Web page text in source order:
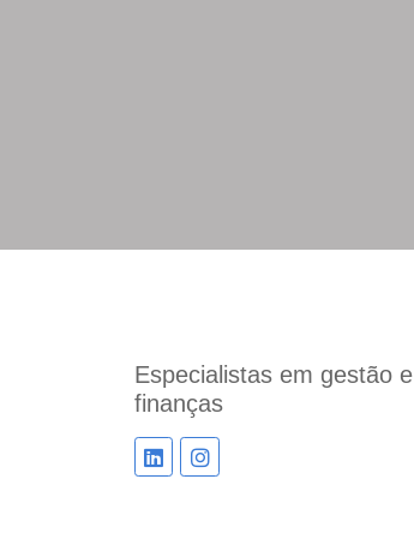
Especialistas em gestão e
finanças